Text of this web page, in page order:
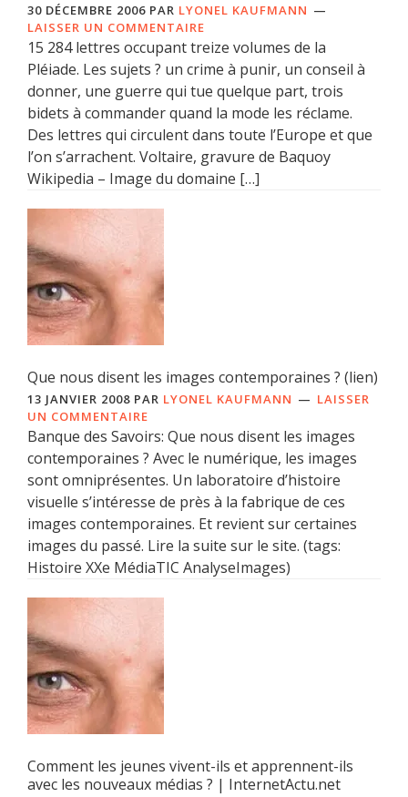
30 DÉCEMBRE 2006 PAR LYONEL KAUFMANN
LAISSER UN COMMENTAIRE
15 284 lettres occupant treize volumes de la
Pléiade. Les sujets ? un crime à punir, un conseil à
donner, une guerre qui tue quelque part, trois
bidets à commander quand la mode les réclame.
Des lettres qui circulent dans toute l’Europe et que
l’on s’arrachent. Voltaire, gravure de Baquoy
Wikipedia – Image du domaine […]
Que nous disent les images contemporaines ? (lien)
13 JANVIER 2008 PAR LYONEL KAUFMANN
LAISSER
UN COMMENTAIRE
Banque des Savoirs: Que nous disent les images
contemporaines ? Avec le numérique, les images
sont omniprésentes. Un laboratoire d’histoire
visuelle s’intéresse de près à la fabrique de ces
images contemporaines. Et revient sur certaines
images du passé. Lire la suite sur le site. (tags:
Histoire XXe MédiaTIC AnalyseImages)
Comment les jeunes vivent-ils et apprennent-ils
avec les nouveaux médias ? | InternetActu.net